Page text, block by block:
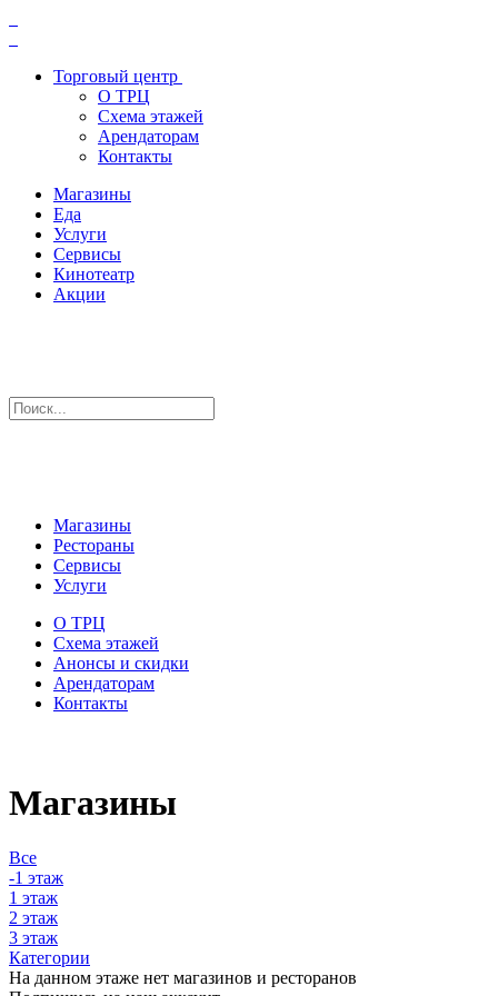
Торговый центр
О ТРЦ
Схема этажей
Арендаторам
Контакты
Магазины
Еда
Услуги
Сервисы
Кинотеатр
Акции
Магазины
Рестораны
Сервисы
Услуги
О ТРЦ
Схема этажей
Анонсы и скидки
Арендаторам
Контакты
Магазины
Все
-1 этаж
1 этаж
2 этаж
3 этаж
Категории
На данном этаже нет магазинов и ресторанов